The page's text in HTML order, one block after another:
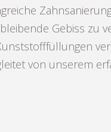
Gebiss zu
von unserem